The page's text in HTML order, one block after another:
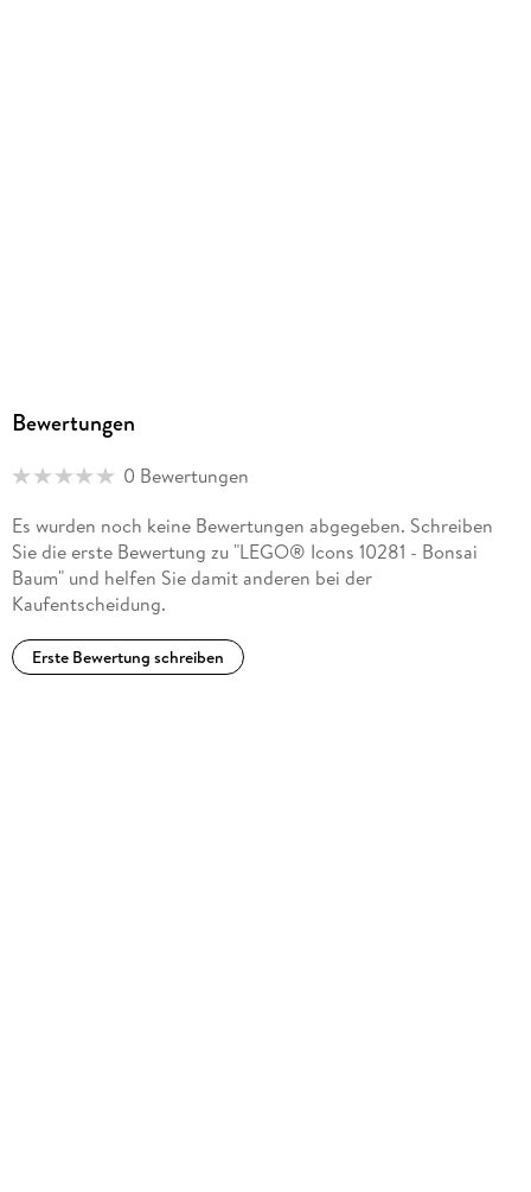
Bewertungen
0 Bewertungen
Es wurden noch keine Bewertungen abgegeben. Schreiben
Sie die erste Bewertung zu "LEGO® Icons 10281 - Bonsai
Baum" und helfen Sie damit anderen bei der
Kaufentscheidung.
Erste Bewertung schreiben